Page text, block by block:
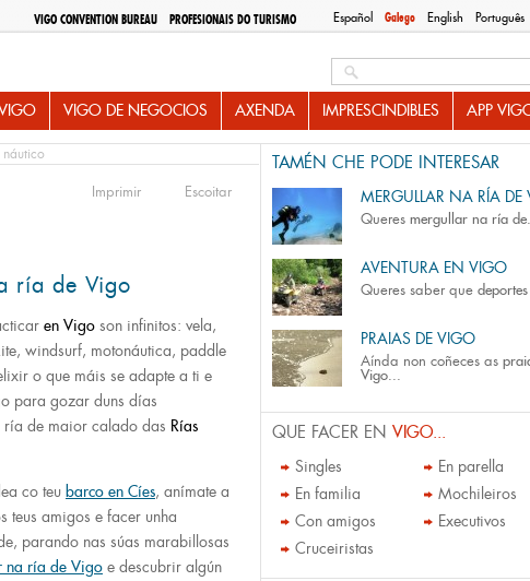
Español Galego English Português
VIGO CONVENTION BUREAU PROFESIONAIS DO TURISMO
VIGO DE NEGOCIOS AXENDA IMPRESCINDIBLES APP
Imprimir Escoitar
ría de Vigo
en Vigo son infinitos: vela,
windsurf, motonáutica, paddle
o que máis se adapte a ti e
para gozar duns días
ría de maior calado das Rías
co teu barco en Cíes, anímate a
teus amigos e facer unha
parando nas súas marabillosas
na ría de Vigo e descubrir algún
TAMÉN CHE PODE INTERESAR
MERGULLAR NA RÍA DE
Queres mergullar na ría
AVENTURA EN VIGO
Queres saber que
PRAIAS DE VIGO
Aínda non coñeces as
Vigo...
QUE FACER EN VIGO...
Singles
En parella
En familia
Mochileiros
Con amigos
Executivos
Cruceiristas